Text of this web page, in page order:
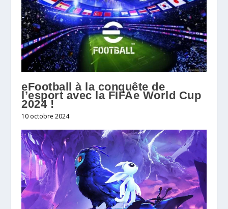
eFootball à la conquête de
l’esport avec la FIFAe World Cup
2024 !
10 octobre 2024